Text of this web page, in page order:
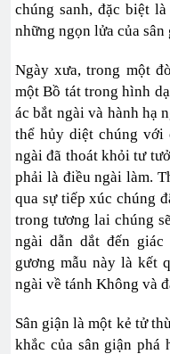
chúng sanh, đặc biệt
những ngọn lửa của sân
Ngày xưa, trong một
một Bồ tát trong hình
ác bắt ngài và hành hạ
thể hủy diệt chúng
ngài đã thoát khỏi tư
phải là điều ngài làm.
qua sự tiếp xúc chúng
trong tương lai chúng
ngài dẫn dắt đến giác
gương mẫu này là kết
ngài về tánh Không và
Sân giận là một kẻ tử
khắc của sân giận